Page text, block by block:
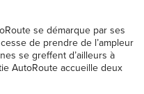
se démarque par ses
de prendre de l’ampleur
se greffent d’ailleurs à
AutoRoute accueille deux